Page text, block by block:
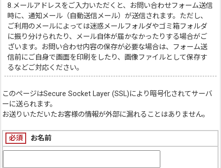
8.メールアドレスをご入力いただくと、お問い合わせフォーム送信
時に、通知メール（自動送信メール）が送信されます。ただし、
ご利用のメールによっては迷惑メールフォルダやゴミ箱フォルダ
に振り分けられたり、メール自体が届かなかったりする場合がご
ざいます。お問い合わせ内容の保存が必要な場合は、フォーム送
信前にご自身で画面を印刷をしたり、画像ファイルとして保存す
るなどご対応ください。
このページはSecure Socket Layer (SSL)により暗号化されてサーバ
ーに送られます。
お送りいただいたお客様の情報が外部に漏れることはありません。
必須 お名前